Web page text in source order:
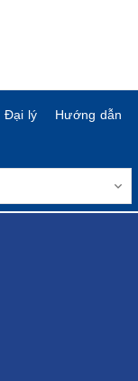
Đại lý
Hướng dẫn